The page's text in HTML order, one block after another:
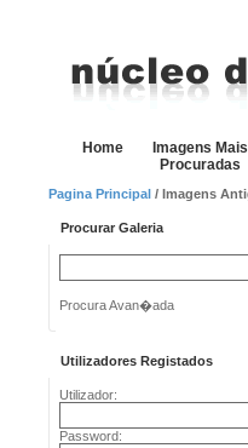
Home
Imagens Mais
Procuradas
Pagina Principal / Imagens
Procurar Galeria
Procura Avan�ada
Utilizadores Registados
Utilizador:
Password: